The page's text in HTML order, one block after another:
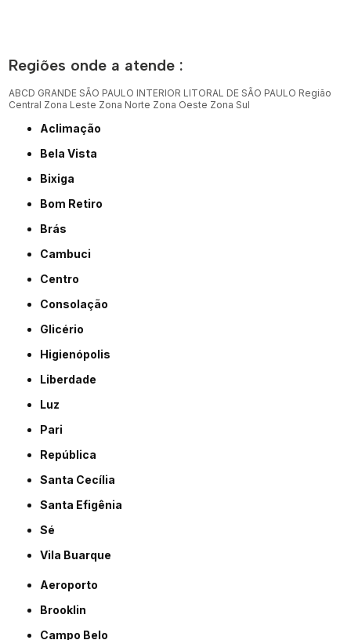
Regiões onde a atende :
ABCD GRANDE SÃO PAULO INTERIOR LITORAL DE SÃO PAULO Região
Central Zona Leste Zona Norte Zona Oeste Zona Sul
Aclimação
Bela Vista
Bixiga
Bom Retiro
Brás
Cambuci
Centro
Consolação
Glicério
Higienópolis
Liberdade
Luz
Pari
República
Santa Cecília
Santa Efigênia
Sé
Vila Buarque
Aeroporto
Brooklin
Campo Belo